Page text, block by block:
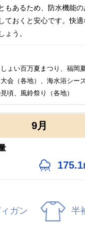
もあるため、防水機能
ておくと安心です。快
ょう。
ょい百万夏まつり、福岡
会（各地）、海水浴シー
頃、風鈴祭り（各地）
9月
ガン 半